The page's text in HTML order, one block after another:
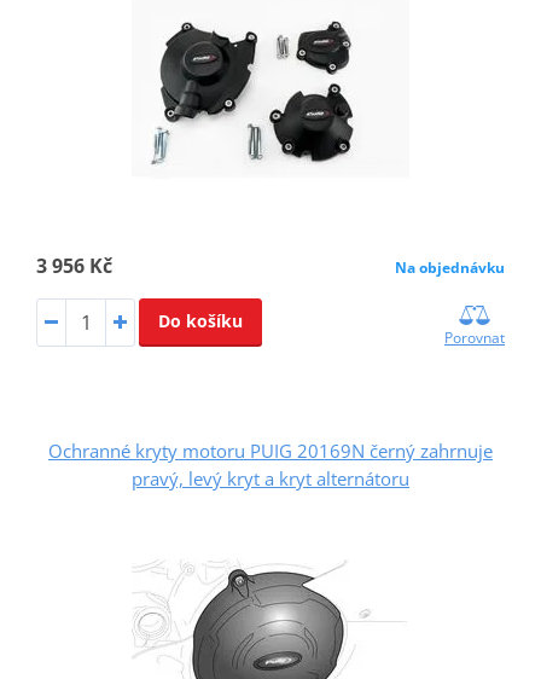
3 956 Kč Na objednávku
Do košíku
Porovnat
Ochranné kryty motoru PUIG 20169N černý zahrnuje
pravý, levý kryt a kryt alternátoru